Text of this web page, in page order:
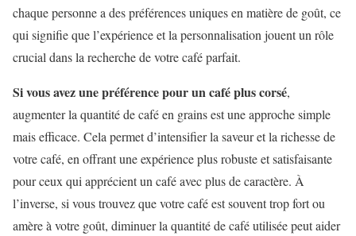
chaque personne a des préférences uniques en matière de goût, ce
qui signifie que l’expérience et la personnalisation jouent un rôle
crucial dans la recherche de votre café parfait.
Si vous avez une préférence pour un café plus corsé,
augmenter la quantité de café en grains est une approche simple
mais efficace. Cela permet d’intensifier la saveur et la richesse de
votre café, en offrant une expérience plus robuste et satisfaisante
pour ceux qui apprécient un café avec plus de caractère. À
l’inverse, si vous trouvez que votre café est souvent trop fort ou
amère à votre goût, diminuer la quantité de café utilisée peut aider